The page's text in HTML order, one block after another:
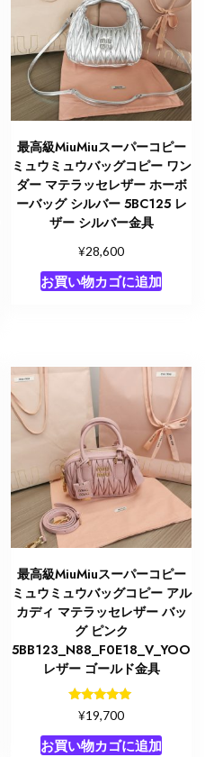
最高級MiuMiuスーパーコピー
ミュウミュウバッグコピー ワン
ダー マテラッセレザー ホーボ
ーバッグ シルバー 5BC125 レ
ザー シルバー金具
¥28,600
お買い物カゴに追加
最高級MiuMiuスーパーコピー
ミュウミュウバッグコピー アル
カディ マテラッセレザー バッ
グ ピンク
5BB123_N88_F0E18_V_YOO
レザー ゴールド金具
5段階中
5.00
の評価
¥19,700
お買い物カゴに追加